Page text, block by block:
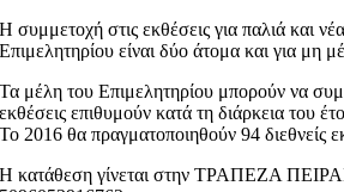
Η συμμετοχή στις εκθέσεις για παλιά και
Επιμελητηρίου είναι δύο άτομα και για μη
Τα μέλη του Επιμελητηρίου μπορούν να
εκθέσεις επιθυμούν κατά τη διάρκεια του
To 2016 θα πραγματοποιηθούν 94 διεθνείς
Η κατάθεση γίνεται στην ΤΡΑΠΕΖΑ